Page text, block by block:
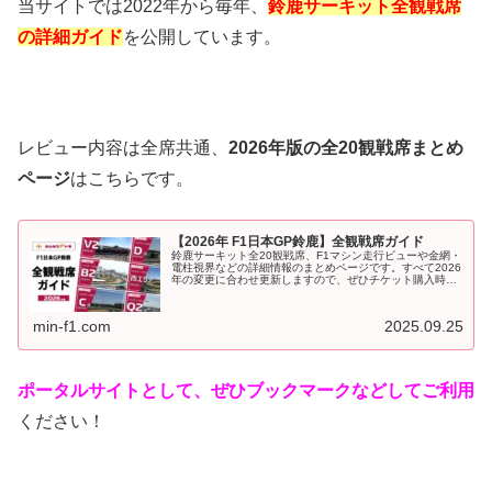
当サイトでは2022年から毎年、 鈴鹿サーキット全観戦席
の詳細ガイドを公開しています。
レビュー内容は全席共通、 2026年版の全20観戦席まとめ
ページはこちらです。
【2026年 F1日本GP鈴鹿】全観戦席ガイド
鈴鹿サーキット全20観戦席、F1マシン走行ビューや金網・
電柱視界などの詳細情報のまとめページです。すべて2026
年の変更に合わせ更新しますので、ぜひチケット購入時・
min-f1.com 2025.09.25
ポータルサイトとして、ぜひブックマークなどしてご利用
ください！